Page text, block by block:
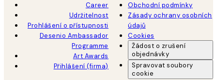
Career
Udržitelnost
Prohlášení o přístupnosti
Desenio Ambassador
Programme
Art Awards
Přihlášení (firma)
Obchodní podmínky
Zásady ochrany osobních
údajů
Cookies
Žádost o zrušení
objednávky
Spravovat soubory
cookie